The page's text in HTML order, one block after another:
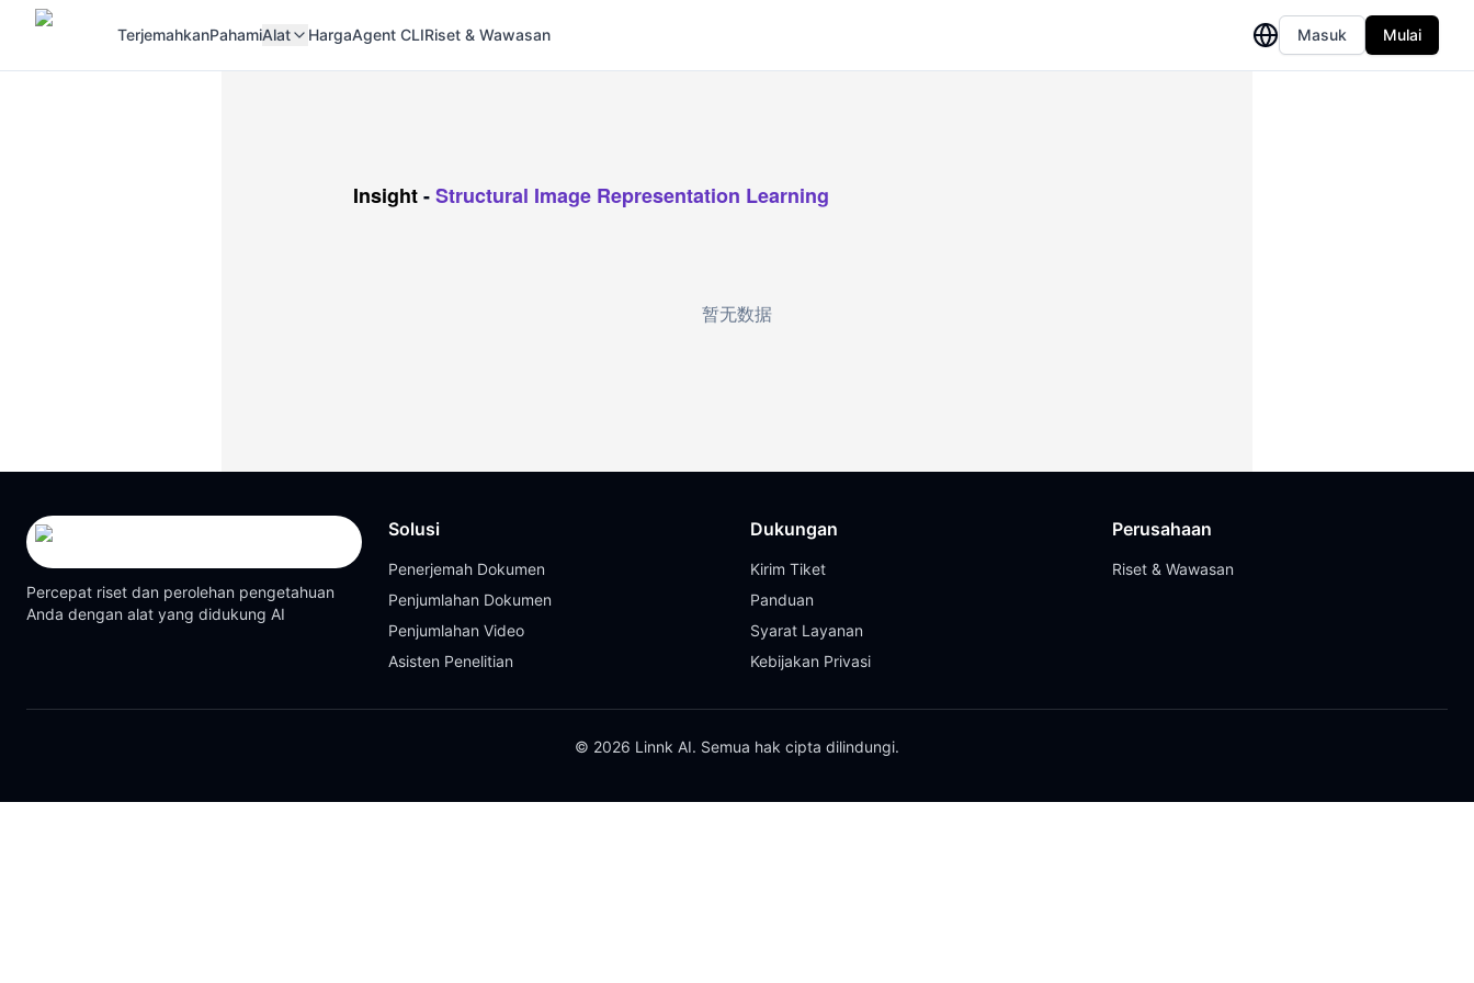
TerjemahkanPahamiAlat HargaAgent CLIRiset & Wawasan Masuk Mulai
Insight-Structural Image Representation Learning
暂无数据
Percepat riset dan perolehan pengetahuan
Anda dengan alat yang didukung AI
Solusi
Penerjemah Dokumen
Penjumlahan Dokumen
Penjumlahan Video
Asisten Penelitian
Dukungan
Kirim Tiket
Panduan
Syarat Layanan
Kebijakan Privasi
Perusahaan
Riset & Wawasan
© 2026 Linnk AI. Semua hak cipta dilindungi.